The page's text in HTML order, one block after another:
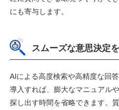
にも寄与します。
スムーズな意思決定
AIによる高度検索や高精度な回
導入すれば、膨大なマニュアル
探し出す時間を省略できます。